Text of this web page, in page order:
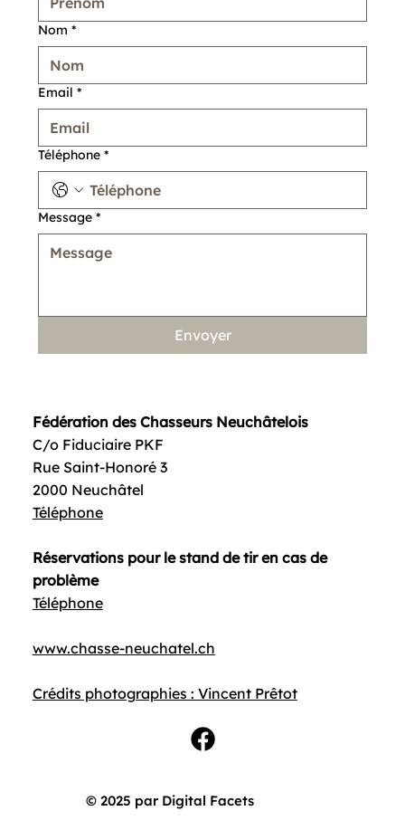
Fédération des Chasseurs Neuchâtelois
C/o Fiduciaire PKF
Rue Saint-Honoré 3
2000 Neuchâtel
Téléphone
Réservations pour le stand de tir en cas de
problème
Téléphone
www.chasse-neuchatel.ch
Crédits photographies : Vincent Prêtot
Nom *
Email *
Téléphone *
Message *
Envoyer
© 2025 par Digital Facets